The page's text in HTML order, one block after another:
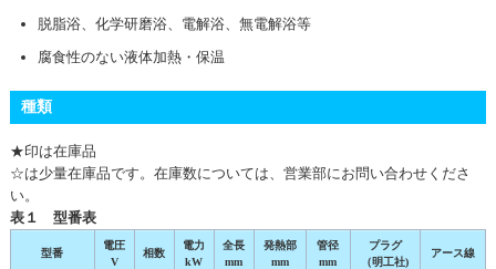
脱脂浴、化学研磨浴、電解浴、無電解浴等
腐食性のない液体加熱・保温
種類
★印は在庫品
☆は少量在庫品です。在庫数については、営業部にお問い合わせくださ
い。
表１ 型番表
型番
電圧
V
相数
電力
kW
全長
mm
発熱部
mm
管径
mm
プラグ
（明工社)
アース線